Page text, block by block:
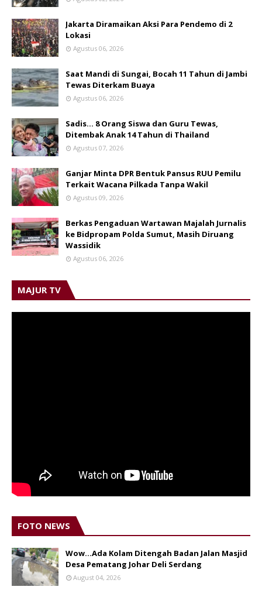
Jakarta Diramaikan Aksi Para Pendemo di 2
Lokasi
Agustus 06, 2026
Saat Mandi di Sungai, Bocah 11 Tahun di Jambi
Tewas Diterkam Buaya
Agustus 06, 2026
Sadis… 8 Orang Siswa dan Guru Tewas,
Ditembak Anak 14 Tahun di Thailand
Agustus 07, 2026
Ganjar Minta DPR Bentuk Pansus RUU Pemilu
Terkait Wacana Pilkada Tanpa Wakil
Agustus 09, 2026
Berkas Pengaduan Wartawan Majalah Jurnalis
ke Bidpropam Polda Sumut, Masih Diruang
Wassidik
Agustus 06, 2026
MAJUR TV
FOTO NEWS
Wow...Ada Kolam Ditengah Badan Jalan Masjid
Desa Pematang Johar Deli Serdang
August 04, 2026